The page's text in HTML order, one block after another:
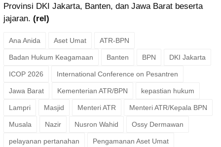
Provinsi DKI Jakarta, Banten, dan Jawa Barat beserta
jajaran. (rel)
Ana Anida Aset Umat ATR-BPN
Badan Hukum Keagamaan Banten BPN DKI Jakarta
ICOP 2026 International Conference on Pesantren
Jawa Barat Kementerian ATR/BPN kepastian hukum
Lampri Masjid Menteri ATR Menteri ATR/Kepala BPN
Musala Nazir Nusron Wahid Ossy Dermawan
pelayanan pertanahan Pengamanan Aset Umat